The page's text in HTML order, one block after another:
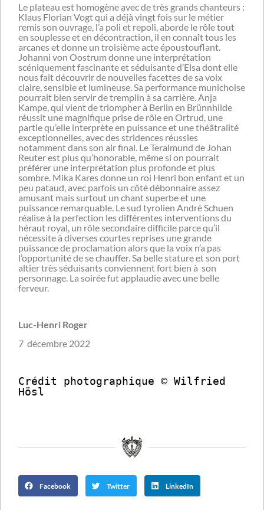
Le plateau est homogène avec de très grands chanteurs :
Klaus Florian Vogt qui a déjà vingt fois sur le métier
remis son ouvrage, l’a poli et repoli, aborde le rôle tout
en souplesse et en décontraction, il en connaît tous les
arcanes et donne un troisième acte époustouflant.
Johanni von Oostrum donne une interprétation
scéniquement fascinante et séduisante d’Elsa dont elle
nous fait découvrir de nouvelles facettes de sa voix
claire, sensible et lumineuse. Sa performance munichoise
pourrait bien servir de tremplin à sa carrière. Anja
Kampe, qui vient de triompher à Berlin en Brünnhilde
réussit une magnifique prise de rôle en Ortrud, une
partie qu’elle interprète en puissance et une théâtralité
exceptionnelles, avec des stridences réussies
notamment dans son air final. Le Teralmund de Johan
Reuter est plus qu’honorable, même si on pourrait
préférer une interprétation plus profonde et plus
sombre. Mika Kares donne un roi Henri bon enfant et un
peu pataud, avec parfois un côté débonnaire assez
amusant mais surtout un chant superbe et une
puissance remarquable. Le sud tyrolien Andrè Schuen
réalise à la perfection les différentes interventions du
héraut royal, un rôle secondaire difficile parce qu’il
nécessite à diverses courtes reprises une grande
puissance de proclamation alors que la voix n’a pas
l’opportunité de se chauffer. Sa belle stature et son port
altier très séduisants conviennent fort bien à son
personnage. La soirée fut applaudie avec une belle
ferveur.
Luc-Henri Roger
7 décembre 2022
Crédit photographique © Wilfried
Hösl
Facebook Twitter LinkedIn